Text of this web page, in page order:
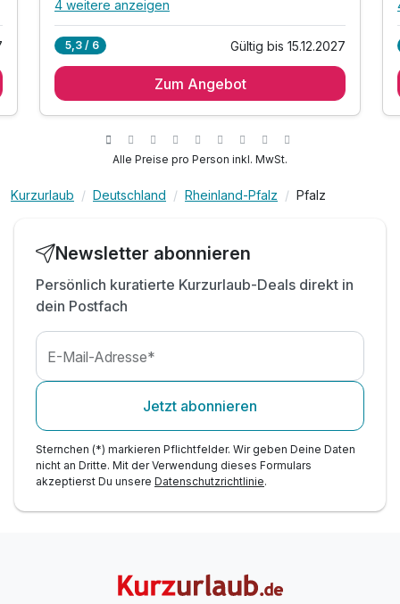
Alle Inklusivleistungen
1 x reichhaltiges Frühstück vom Buffet
(nach vorheriger Reservierung)
inkl. Parkplatz
4 weitere anzeigen
5,3 / 6 Gültig bis 15.12.2027
Zum Angebot
Alle Preise pro Person inkl. MwSt.
Kurzurlaub Deutschland Rheinland-Pfalz Pfalz
Newsletter abonnieren
Persönlich kuratierte Kurzurlaub-Deals direkt in
dein Postfach
E-Mail-Adresse*
Jetzt abonnieren
Sternchen (*) markieren Pflichtfelder. Wir geben Deine Daten
nicht an Dritte. Mit der Verwendung dieses Formulars
akzeptierst Du unsere Datenschutzrichtlinie.